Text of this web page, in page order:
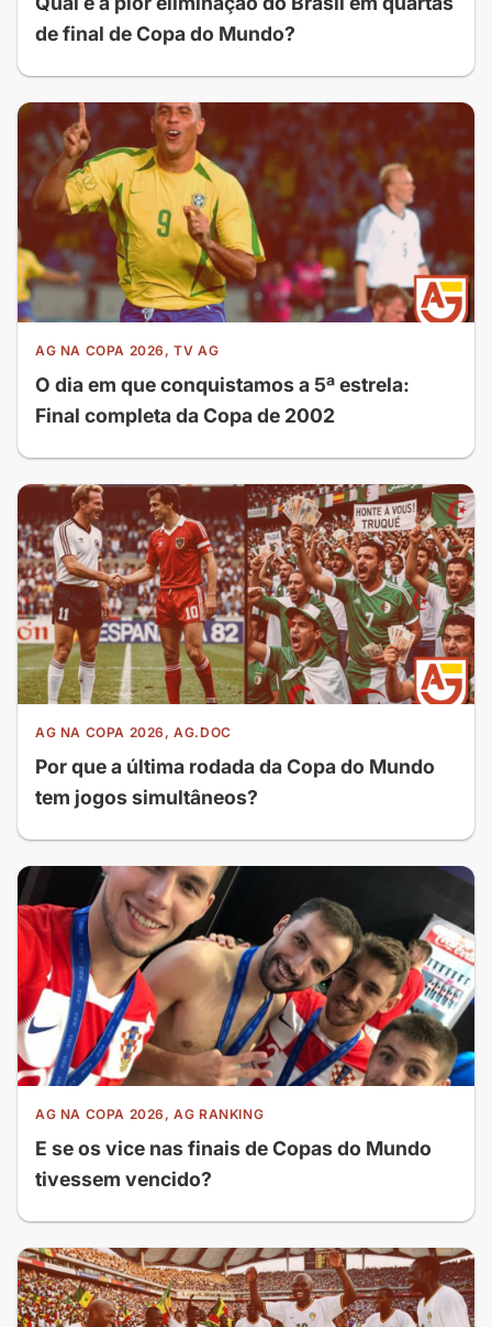
de final de Copa do Mundo?
AG NA COPA 2026, TV AG
O dia em que conquistamos a 5ª estrela:
Final completa da Copa de 2002
AG NA COPA 2026, AG.DOC
Por que a última rodada da Copa do Mundo
tem jogos simultâneos?
AG NA COPA 2026, AG RANKING
E se os vice nas finais de Copas do Mundo
tivessem vencido?